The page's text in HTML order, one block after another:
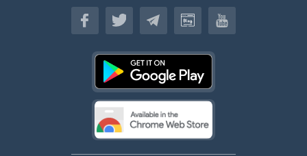
Tiếng Việt